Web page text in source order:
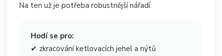
Na ten už je potřeba robustnější nářadí.
Hodí se pro:
✔ zkracování ketlovacích jehel a nýtů